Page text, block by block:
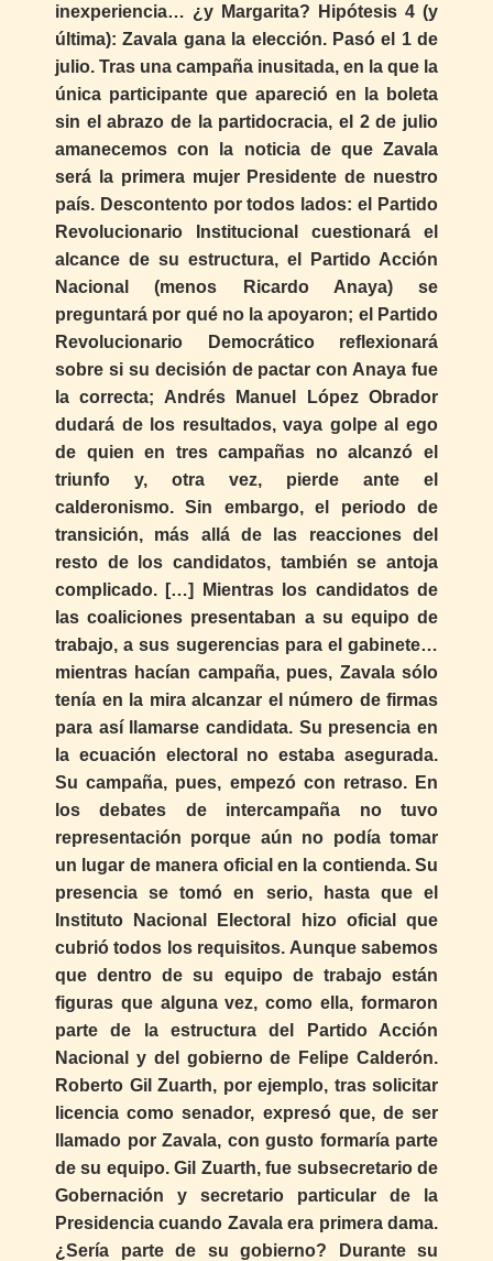
inexperiencia… ¿y Margarita? Hipótesis 4 (y
última): Zavala gana la elección. Pasó el 1 de
julio. Tras una campaña inusitada, en la que la
única participante que apareció en la boleta
sin el abrazo de la partidocracia, el 2 de julio
amanecemos con la noticia de que Zavala
será la primera mujer Presidente de nuestro
país. Descontento por todos lados: el Partido
Revolucionario Institucional cuestionará el
alcance de su estructura, el Partido Acción
Nacional (menos Ricardo Anaya) se
preguntará por qué no la apoyaron; el Partido
Revolucionario Democrático reflexionará
sobre si su decisión de pactar con Anaya fue
la correcta; Andrés Manuel López Obrador
dudará de los resultados, vaya golpe al ego
de quien en tres campañas no alcanzó el
triunfo y, otra vez, pierde ante el
calderonismo. Sin embargo, el periodo de
transición, más allá de las reacciones del
resto de los candidatos, también se antoja
complicado. […] Mientras los candidatos de
las coaliciones presentaban a su equipo de
trabajo, a sus sugerencias para el gabinete…
mientras hacían campaña, pues, Zavala sólo
tenía en la mira alcanzar el número de firmas
para así llamarse candidata. Su presencia en
la ecuación electoral no estaba asegurada.
Su campaña, pues, empezó con retraso. En
los debates de intercampaña no tuvo
representación porque aún no podía tomar
un lugar de manera oficial en la contienda. Su
presencia se tomó en serio, hasta que el
Instituto Nacional Electoral hizo oficial que
cubrió todos los requisitos. Aunque sabemos
que dentro de su equipo de trabajo están
figuras que alguna vez, como ella, formaron
parte de la estructura del Partido Acción
Nacional y del gobierno de Felipe Calderón.
Roberto Gil Zuarth, por ejemplo, tras solicitar
licencia como senador, expresó que, de ser
llamado por Zavala, con gusto formaría parte
de su equipo. Gil Zuarth, fue subsecretario de
Gobernación y secretario particular de la
Presidencia cuando Zavala era primera dama.
¿Sería parte de su gobierno? Durante su